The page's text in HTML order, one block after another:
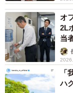
京都市内の鏡餅（齋藤
齋藤さんら調査チ
オ
2L
当
説
「
ハ